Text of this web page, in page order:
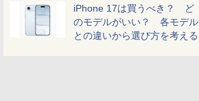
iPhone 17は買うべき？ ど
のモデルがいい？ 各モデル
との違いから選び方を考える